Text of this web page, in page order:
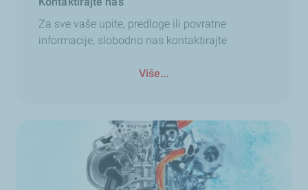
Za sve vaše upite, predloge ili povratne
informacije, slobodno nas kontaktirajte
Više...